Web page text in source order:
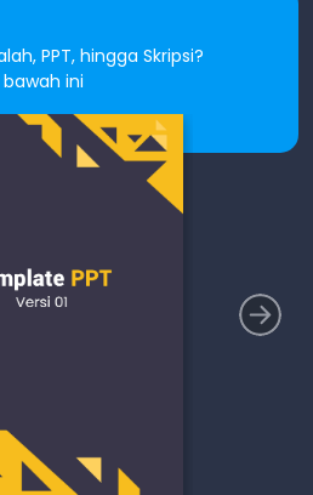
PPT, hingga Skripsi?
ini